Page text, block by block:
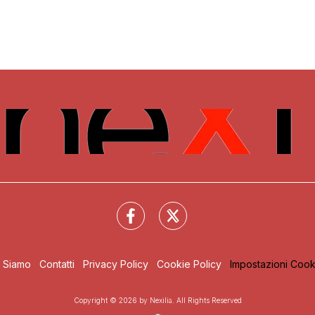
Siamo Contatti Privacy Policy Cookie Policy Impostazioni
Copyright © 2026 by Nexilia. All Rights Reserved